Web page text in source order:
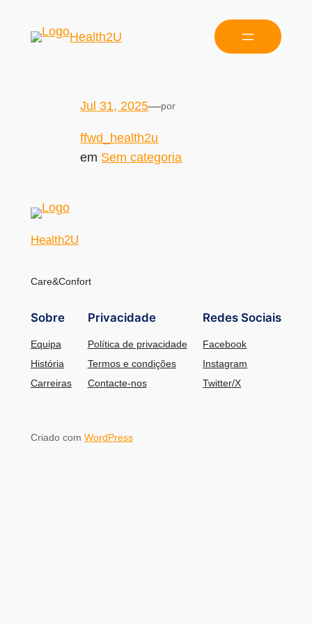
Health2U
Jul 31, 2025—por
ffwd_health2u
em Sem categoria
Health2U
Care&Confort
Sobre
Equipa
História
Carreiras
Privacidade
Política de privacidade
Termos e condições
Contacte-nos
Redes Sociais
Facebook
Instagram
Twitter/X
Criado com WordPress